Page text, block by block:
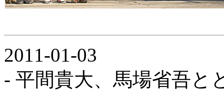
2011-01-03
- 平間貴大、馬場省吾と